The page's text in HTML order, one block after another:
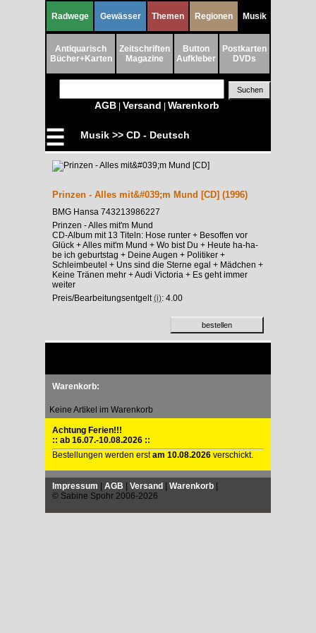
Radwege Gewässer Themen Regionen Musik
Antiquarisch
Bücher+Karten
Zeitschriften
Magazine
Button
Aufkleber
Postkarten
DVDs
AGB | Versand | Warenkorb
☰ Musik >> CD - Deutsch
Prinzen - Alles mit&#039;m Mund [CD] (1996)
BMG Hansa 743213986227
Prinzen - Alles mit'm Mund
CD-Album mit 13 Titeln: Hose runter + Besoffen vor
Glück + Alles mit'm Mund + Wo bist Du + Heute ha-ha-
be ich geburtstag + Deine Augen + Politiker +
Schleimbeutel + Uns sind die Sterne egal + Mädchen +
Keine Tränen mehr + Audi Victoria + Es geht immer
weiter
Preis/Bearbeitungsentgelt(i): 4.00
Warenkorb:
Keine Artikel im Warenkorb
Achtung Ferien!!!
:: ab 16.07.-10.08.2026 ::
Bestellungen werden erstam 10.08.2026 verschickt.
Impressum | AGB | Versand | Warenkorb |
© Sabine Spohr 2006-2026